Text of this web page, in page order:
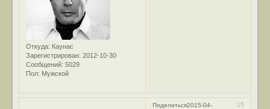
Откуда: Каунас
Зарегистрирован: 2012-10-30
Сообщений: 5029
Пол: Мужской
Поделиться 15
2015-04-